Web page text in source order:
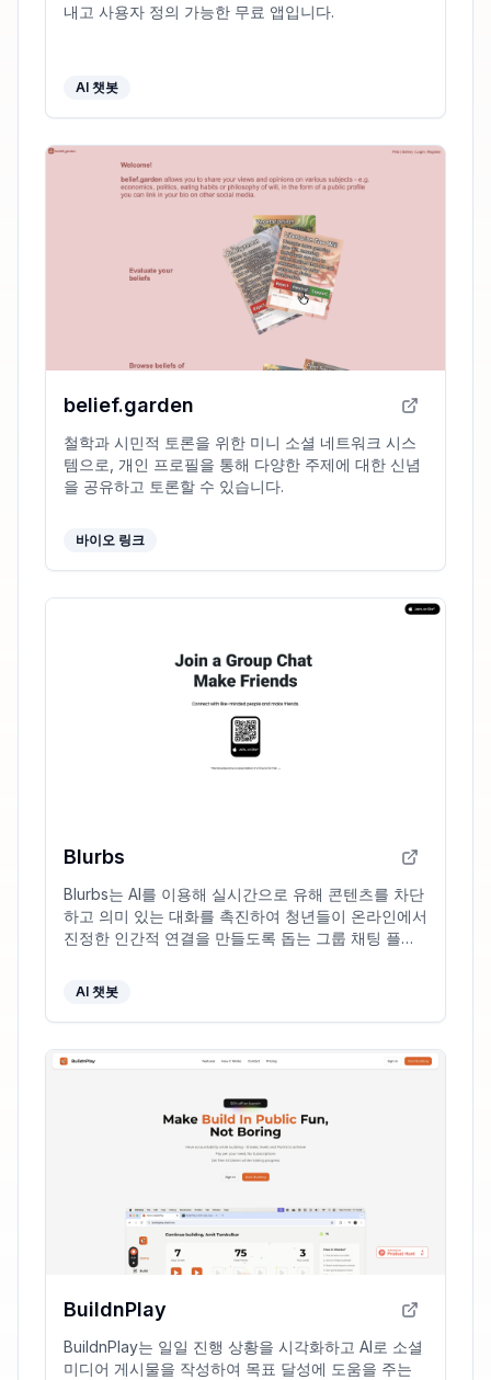
내고 사용자 정의 가능한 무료 앱입니다.
AI 챗봇
belief.garden
철학과 시민적 토론을 위한 미니 소셜 네트워크 시스
템으로, 개인 프로필을 통해 다양한 주제에 대한 신념
을 공유하고 토론할 수 있습니다.
바이오 링크
Blurbs
Blurbs는 AI를 이용해 실시간으로 유해 콘텐츠를 차단
하고 의미 있는 대화를 촉진하여 청년들이 온라인에서
진정한 인간적 연결을 만들도록 돕는 그룹 채팅 플랫
AI 챗봇
BuildnPlay
BuildnPlay는 일일 진행 상황을 시각화하고 AI로 소셜
미디어 게시물을 작성하여 목표 달성에 도움을 주는